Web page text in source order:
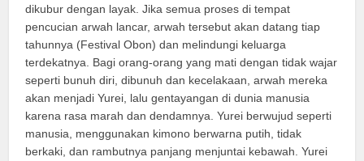
dikubur dengan layak. Jika semua proses di tempat
pencucian arwah lancar, arwah tersebut akan datang tiap
tahunnya (Festival Obon) dan melindungi keluarga
terdekatnya. Bagi orang-orang yang mati dengan tidak wajar
seperti bunuh diri, dibunuh dan kecelakaan, arwah mereka
akan menjadi Yurei, lalu gentayangan di dunia manusia
karena rasa marah dan dendamnya. Yurei berwujud seperti
manusia, menggunakan kimono berwarna putih, tidak
berkaki, dan rambutnya panjang menjuntai kebawah. Yurei